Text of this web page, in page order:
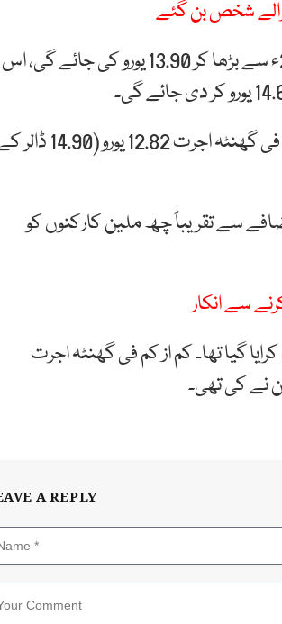
والے شخص بن گئے
اضافے کے پہلے مرحلے میں فی گھنٹہ اجرت کی یہ رقم یکم جنوری 2026ء سے بڑھا کر 13.90 یورو کی جائے گی، اس
اس وقت ملک میں جزوقتی ملازمتیں کرنے والے کارکنوں کے لیے کم از کم فی گھنٹہ اجرت 12.82
سے تقریباً چھ ملین کارکنوں کو
سے انکار
اجرت کا قانون 2015ء میں متعارف کرایا گیا تھا۔ کم از کم فی گھنٹہ اجرت
A REPLY